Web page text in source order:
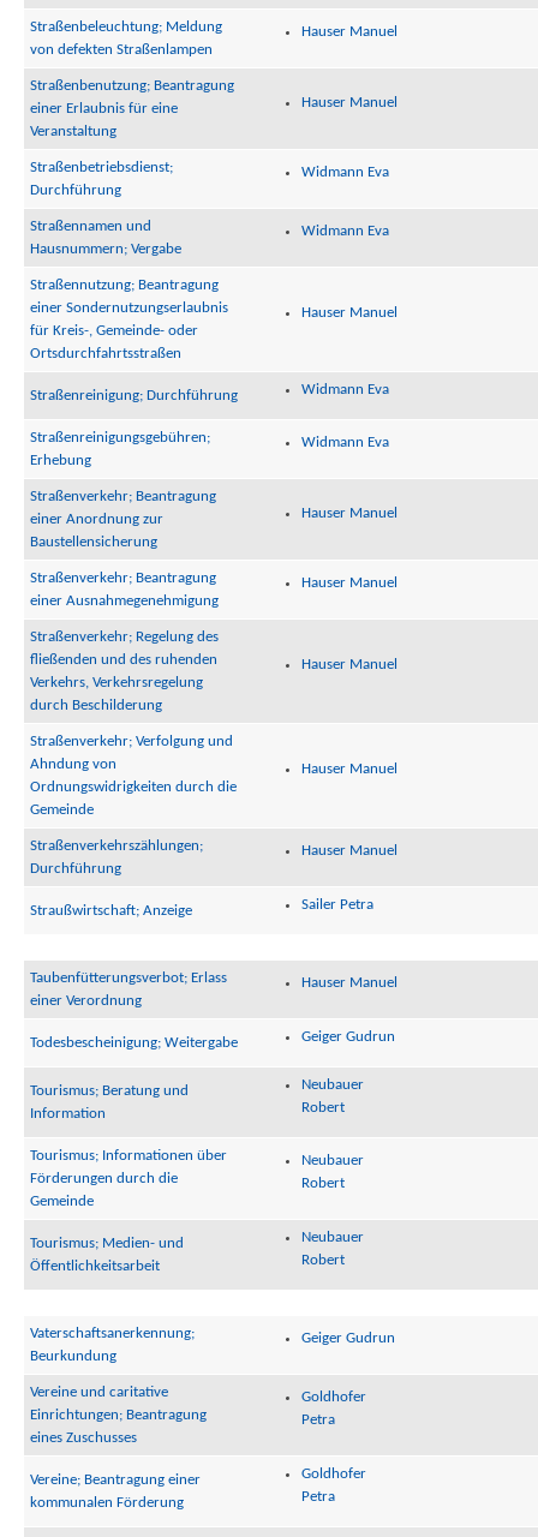
Straßenbeleuchtung; Meldung
von defekten Straßenlampen
Hauser Manuel
Straßenbenutzung; Beantragung
einer Erlaubnis für eine
Veranstaltung
Hauser Manuel
Straßenbetriebsdienst;
Durchführung
Widmann Eva
Straßennamen und
Hausnummern; Vergabe
Widmann Eva
Straßennutzung; Beantragung
einer Sondernutzungserlaubnis
für Kreis-, Gemeinde- oder
Ortsdurchfahrtsstraßen
Hauser Manuel
Straßenreinigung; Durchführung Widmann Eva
Straßenreinigungsgebühren;
Erhebung
Widmann Eva
Straßenverkehr; Beantragung
einer Anordnung zur
Baustellensicherung
Hauser Manuel
Straßenverkehr; Beantragung
einer Ausnahmegenehmigung
Hauser Manuel
Straßenverkehr; Regelung des
fließenden und des ruhenden
Verkehrs, Verkehrsregelung
durch Beschilderung
Hauser Manuel
Straßenverkehr; Verfolgung und
Ahndung von
Ordnungswidrigkeiten durch die
Gemeinde
Hauser Manuel
Straßenverkehrszählungen;
Durchführung
Hauser Manuel
Straußwirtschaft; Anzeige Sailer Petra
Taubenfütterungsverbot; Erlass
einer Verordnung
Hauser Manuel
Todesbescheinigung; Weitergabe Geiger Gudrun
Tourismus; Beratung und
Information
Neubauer
Robert
Tourismus; Informationen über
Förderungen durch die
Gemeinde
Neubauer
Robert
Tourismus; Medien- und
Öffentlichkeitsarbeit
Neubauer
Robert
Vaterschaftsanerkennung;
Beurkundung
Geiger Gudrun
Vereine und caritative
Einrichtungen; Beantragung
eines Zuschusses
Goldhofer
Petra
Vereine; Beantragung einer
kommunalen Förderung
Goldhofer
Petra